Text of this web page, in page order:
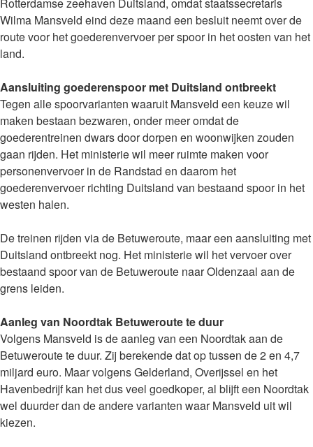
Wilma Mansveld eind deze maand een besluit neemt over de
route voor het goederenvervoer per spoor in het oosten van het
land.
Aansluiting goederenspoor met Duitsland ontbreekt
Tegen alle spoorvarianten waaruit Mansveld een keuze wil
maken bestaan bezwaren, onder meer omdat de
goederentreinen dwars door dorpen en woonwijken zouden
gaan rijden. Het ministerie wil meer ruimte maken voor
personenvervoer in de Randstad en daarom het
goederenvervoer richting Duitsland van bestaand spoor in het
westen halen.
De treinen rijden via de Betuweroute, maar een aansluiting met
Duitsland ontbreekt nog. Het ministerie wil het vervoer over
bestaand spoor van de Betuweroute naar Oldenzaal aan de
grens leiden.
Aanleg van Noordtak Betuweroute te duur
Volgens Mansveld is de aanleg van een Noordtak aan de
Betuweroute te duur. Zij berekende dat op tussen de 2 en 4,7
miljard euro. Maar volgens Gelderland, Overijssel en het
Havenbedrijf kan het dus veel goedkoper, al blijft een Noordtak
wel duurder dan de andere varianten waar Mansveld uit wil
kiezen.